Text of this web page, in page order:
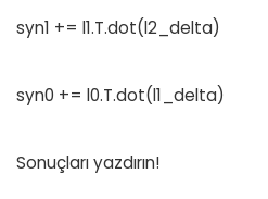
syn1 += l1.T.dot(l2_delta)
syn0 += l0.T.dot(l1_delta)
Sonuçları yazdırın!